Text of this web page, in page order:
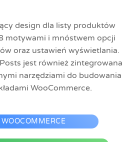
design dla listy produktów
motywami i mnóstwem opcji
oraz ustawień wyświetlania.
jest również zintegrowana
narzędziami do budowania
WooCommerce.